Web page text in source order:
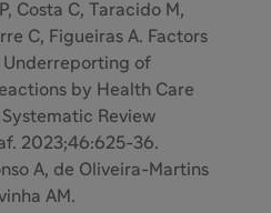
Costa C, Taracido M,
C, Figueiras A. Factors
Underreporting of
by Health Care
Systematic Review
2023;46:625-36.
A, de Oliveira-Martins
AM.